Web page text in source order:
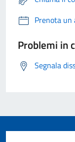
Prenota
Problemi in
Segnala